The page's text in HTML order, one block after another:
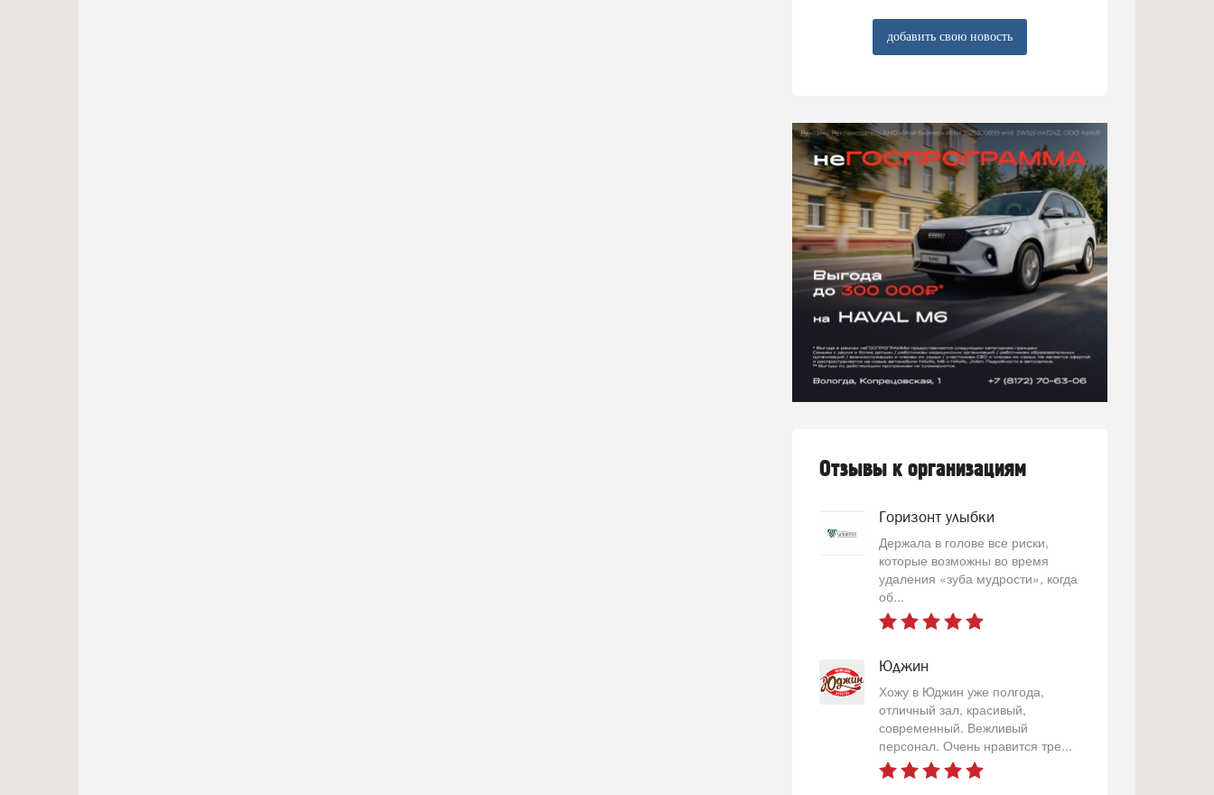
добавить свою новость
Отзывы к организациям
Горизонт улыбки
Держала в голове все риски,
которые возможны во время
удаления «зуба мудрости», когда
об...
Юджин
Хожу в Юджин уже полгода,
отличный зал, красивый,
современный. Вежливый
персонал. Очень нравится тре...